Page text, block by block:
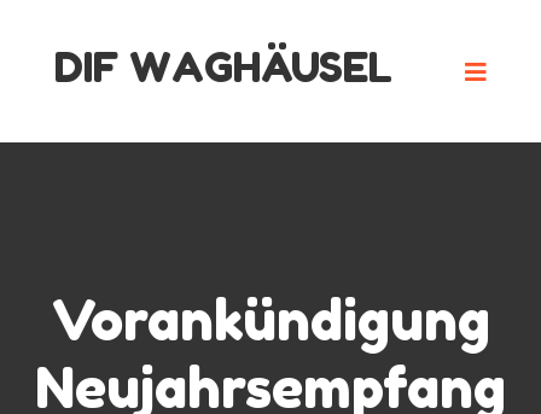
DIF WAGHÄUSEL
Vorankündigung
Neujahrsempfang